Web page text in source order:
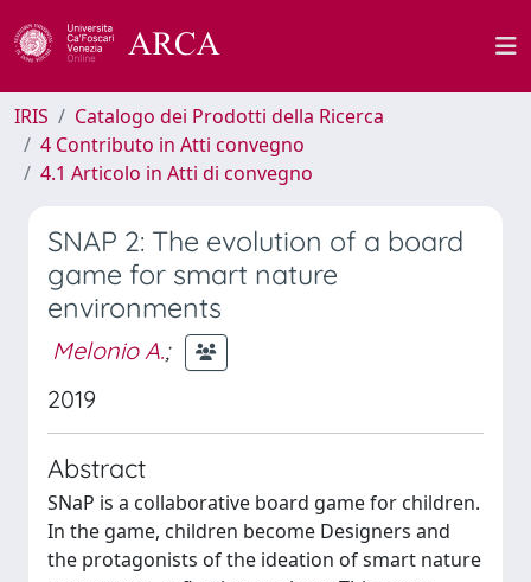
IRIS
Catalogo dei Prodotti della Ricerca
4 Contributo in Atti convegno
4.1 Articolo in Atti di convegno
SNAP 2: The evolution of a board
game for smart nature
environments
Melonio A.;
2019
Abstract
SNaP is a collaborative board game for children.
In the game, children become Designers and
the protagonists of the ideation of smart nature